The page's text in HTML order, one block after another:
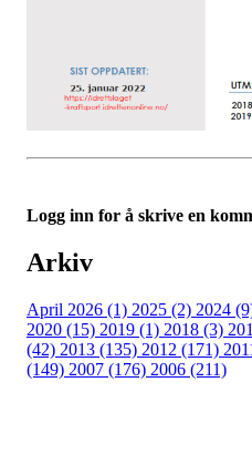
Logg inn for å skrive en
Arkiv
April 2026 (1) 2025 (2) 2024
2020 (15) 2019 (1) 2018 (3)
(42) 2013 (135) 2012 (171)
(149) 2007 (176) 2006 (211)